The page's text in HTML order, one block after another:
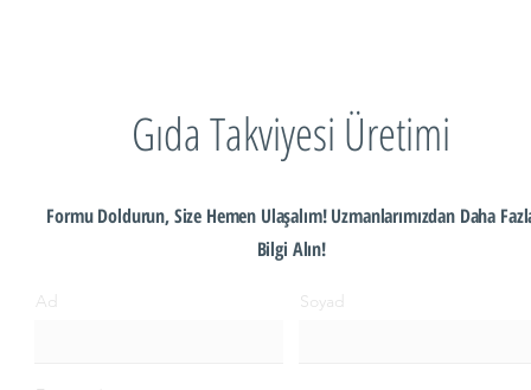
Gıda Takviyesi Üretimi
Formu Doldurun, Size Hemen Ulaşalım! Uzmanlarımızdan Daha
Bilgi Alın!
Ad Soyad